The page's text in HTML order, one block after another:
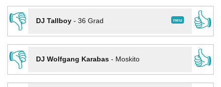
👎
neu
DJ Tallboy- 36 Grad
👍
👎
DJ Wolfgang Karabas- Moskito
👍